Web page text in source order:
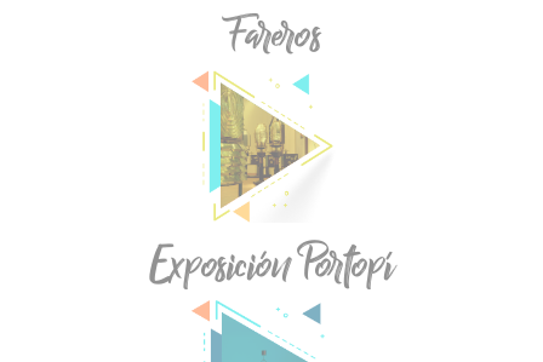
Fareros
Exposición Portopí